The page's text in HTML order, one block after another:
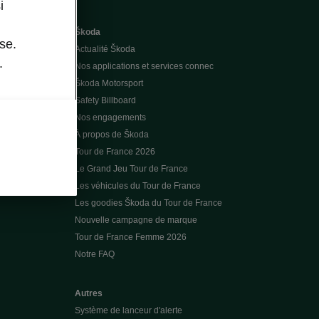
Škoda
Actualité Škoda
Nos applications et services connec
Škoda Motorsport
Safety Billboard
Nos engagements
À propos de Škoda
Tour de France 2026
Le Grand Jeu Tour de France
Les véhicules du Tour de France
Les goodies Škoda du Tour de France
Nouvelle campagne de marque
Tour de France Femme 2026
Notre FAQ
Autres
Système de lanceur d'alerte